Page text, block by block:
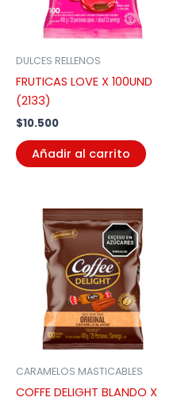
DULCES RELLENOS
FRUTICAS LOVE X 100UND
(2133)
$10.500
Añadir al carrito
CARAMELOS MASTICABLES
COFFE DELIGHT BLANDO X